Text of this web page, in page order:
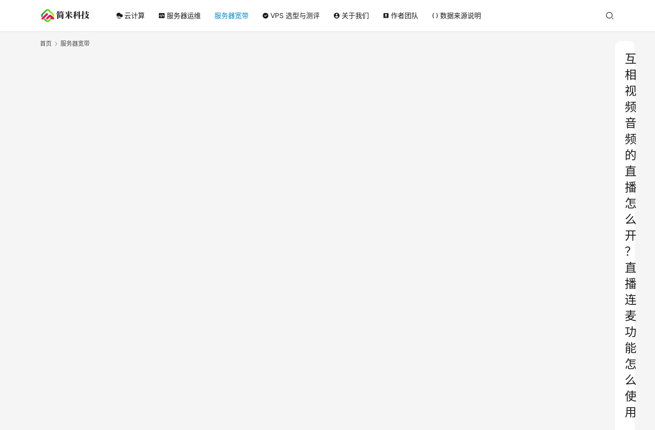
云计算 服务器运维 服务器宽带 VPS 选型与测评 关于我们 作者团队 数据来源说明
首页 服务器宽带
互
相
视
频
音
频
的
直
播
怎
么
开
？
直
播
连
麦
功
能
怎
么
使
用